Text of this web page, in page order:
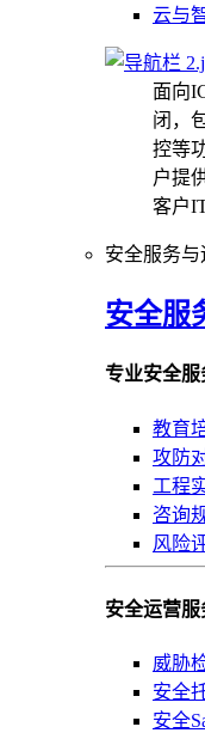
云与
面向
闭，
控等
户提
客户
安全服务与
安全服
专业安全服
教育
攻防
工程
咨询
风险
安全运营服
威胁
安全
安全